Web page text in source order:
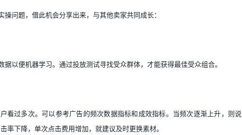
问题，借此机会分享出来，与其他卖家共同成长：
以便机器学习。通过投放测试寻找受众群体，才能获得最佳受众组合。
看过多次。可以参考广告的频次数据指标和成效指标。当频次逐渐上升，则说
率下降，单次点击费用增加，就建议及时更换素材。